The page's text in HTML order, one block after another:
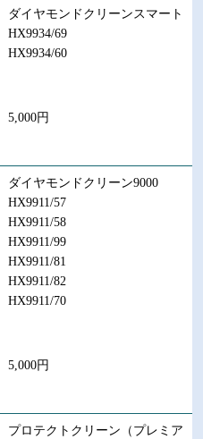
ダイヤモンドクリーンスマート
HX9934/69
HX9934/60
5,000円
ダイヤモンドクリーン9000
HX9911/57
HX9911/58
HX9911/99
HX9911/81
HX9911/82
HX9911/70
5,000円
プロテクトクリーン（プレミア